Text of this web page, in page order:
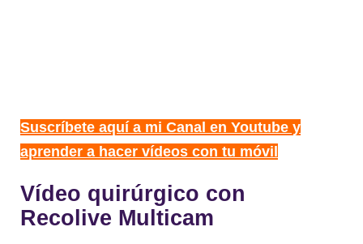
Suscríbete aquí a mi Canal en Youtube y
aprender a hacer vídeos con tu móvil
Vídeo quirúrgico con
Recolive Multicam